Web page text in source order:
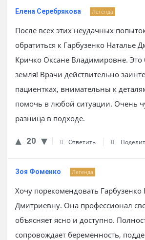
Елена Серебрякова Легенда
После всех этих неудачных
обратиться к Гарбузенко Наталье
Кричко Оксане Владимировне. Это
земля! Врачи действительно
пациентках, внимательны к
помочь в любой ситуации. Очень
разница в подходе.
20 Ответить
Зоя Фоменко Легенда
Хочу порекомендовать
Дмитриевну. Она профессионал
объясняет ясно и доступно.
сопровождает беременность,